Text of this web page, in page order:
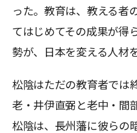
った。教育は、教える者
てはじめてその成果が得
勢が、日本を変える人材
松陰はただの教育者では
老・井伊直弼と老中・間
松陰は、長州藩に彼らの